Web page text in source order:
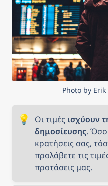
Photo by
💡 Οι τιμές ισχύουν
δημοσίευσης. Όσο
κρατήσεις σας,
προλάβετε τις
προτάσεις μας.